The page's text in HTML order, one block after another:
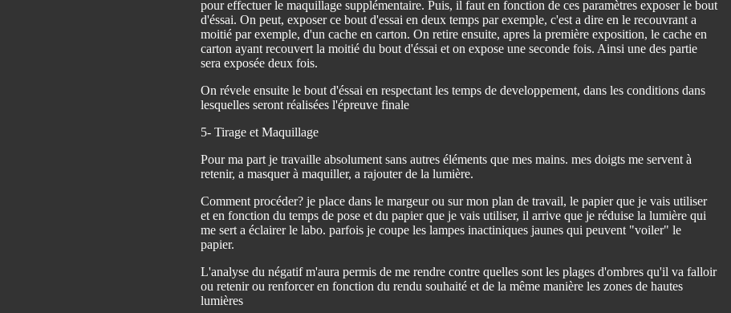
pour effectuer le maquillage supplémentaire. Puis, il faut en fonction de ces paramètres exposer le bout
d'éssai. On peut, exposer ce bout d'essai en deux temps par exemple, c'est a dire en le recouvrant a
moitié par exemple, d'un cache en carton. On retire ensuite, apres la première exposition, le cache en
carton ayant recouvert la moitié du bout d'éssai et on expose une seconde fois. Ainsi une des partie
sera exposée deux fois.
On révele ensuite le bout d'éssai en respectant les temps de developpement, dans les conditions dans
lesquelles seront réalisées l'épreuve finale
5- Tirage et Maquillage
Pour ma part je travaille absolument sans autres éléments que mes mains. mes doigts me servent à
retenir, a masquer à maquiller, a rajouter de la lumière.
Comment procéder? je place dans le margeur ou sur mon plan de travail, le papier que je vais utiliser
et en fonction du temps de pose et du papier que je vais utiliser, il arrive que je réduise la lumière qui
me sert a éclairer le labo. parfois je coupe les lampes inactiniques jaunes qui peuvent "voiler" le
papier.
L'analyse du négatif m'aura permis de me rendre contre quelles sont les plages d'ombres qu'il va falloir
ou retenir ou renforcer en fonction du rendu souhaité et de la même manière les zones de hautes
lumières